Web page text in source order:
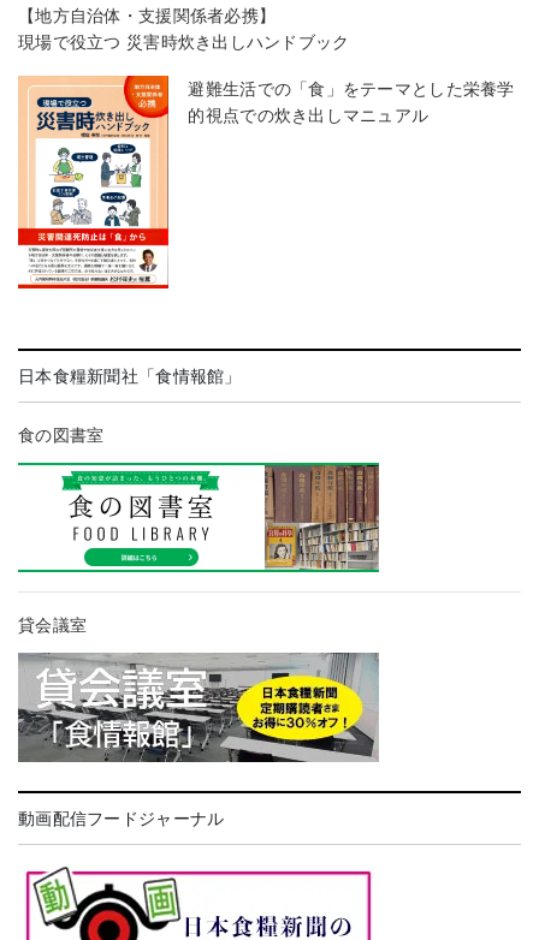
【地方自治体・支援関係者必携】
現場で役立つ 災害時炊き出しハンドブック
避難生活での「食」をテーマとした栄養学
的視点での炊き出しマニュアル
日本食糧新聞社「食情報館」
食の図書室
貸会議室
動画配信フードジャーナル